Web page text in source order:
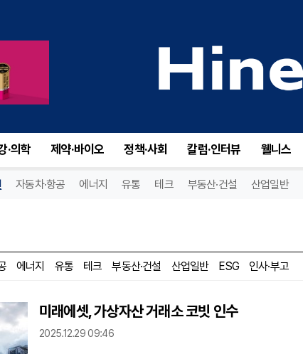
·의학 제약·바이오 정책·사회 칼럼·인터뷰 웰니스
자동차·항공 에너지 유통 테크 부동산·건설 산업일반
에너지 유통 테크 부동산·건설 산업일반 ESG 인사·부고
미래에셋, 가상자산 거래소 코빗 인수
2025.12.29 09:46